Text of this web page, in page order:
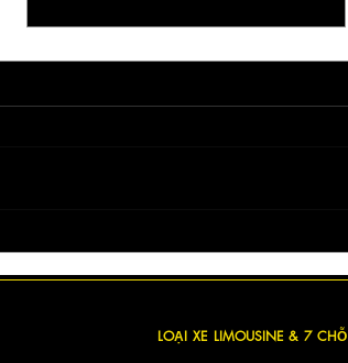
ARMORED B6 VIP VAN
MSE_1466: Biểu Tượng
Đích Thực từ Mercedes-Benz
LOẠI XE LIMOUSINE& 7 CHỖ